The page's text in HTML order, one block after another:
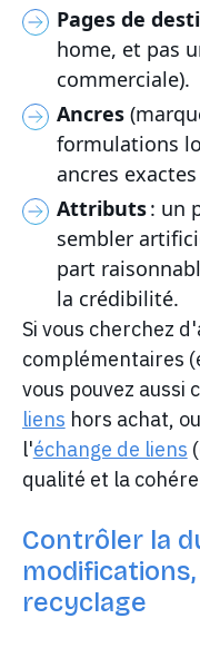
Pages de
home, et pas
commerciale).
Ancres
formulations
ancres
Attributs: un
sembler
part
la crédibilité.
Si vous cherchez
complémentaires
vous pouvez aussi
liens hors achat,
l'échange de liens
qualité et la
Contrôler la
recyclage